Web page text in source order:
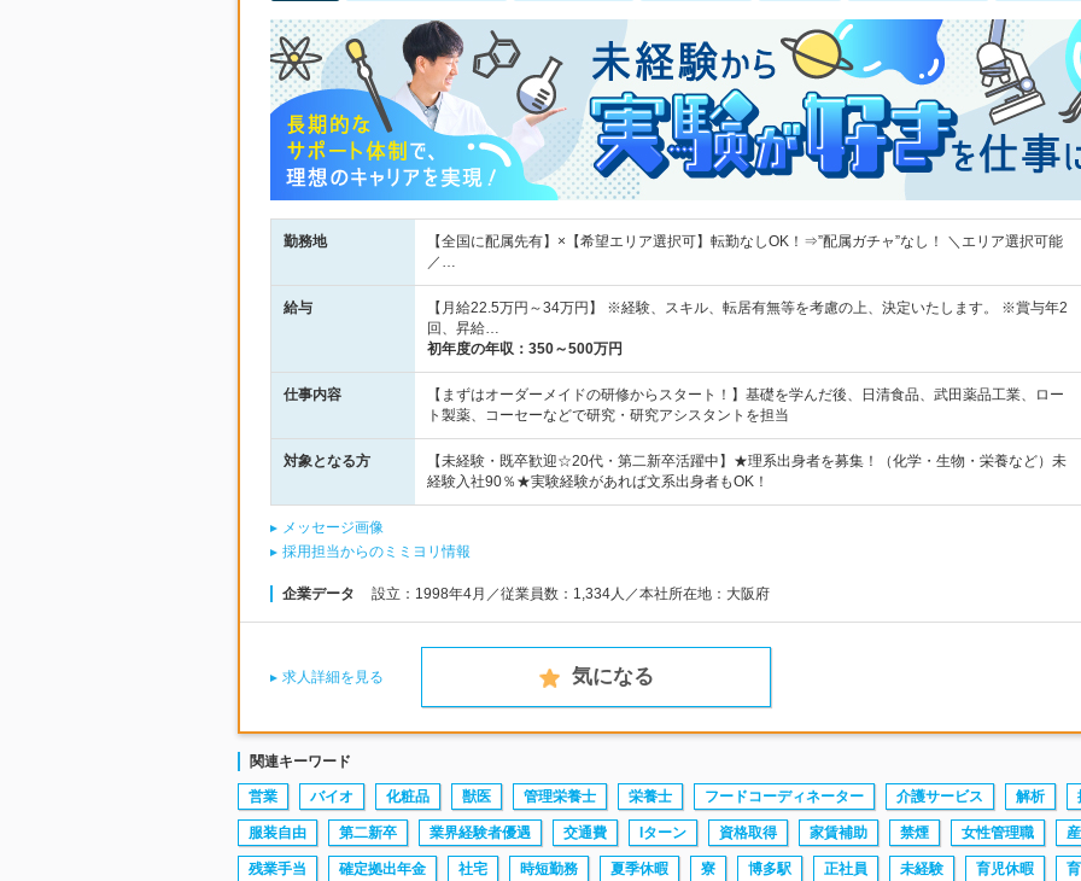
勤務地
【全国に配属先有】×【希望エリア選択可】転勤なしOK！⇒”配属ガチャ”なし！ ＼エリア選択可能
／…
給与
【月給22.5万円～34万円】 ※経験、スキル、転居有無等を考慮の上、決定いたします。 ※賞与年2
回、昇給…
初年度の年収： 350～500万円
仕事内容
【まずはオーダーメイドの研修からスタート！】基礎を学んだ後、日清食品、武田薬品工業、ロー
ト製薬、コーセーなどで研究・研究アシスタントを担当
対象となる方
【未経験・既卒歓迎☆20代・第二新卒活躍中】★理系出身者を募集！（化学・生物・栄養など）未
経験入社90％★実験経験があれば文系出身者もOK！
メッセージ画像
採用担当からのミミヨリ情報
企業データ 設立：1998年4月／従業員数：1,334人／本社所在地：大阪府
求人詳細を見る 気になる
関連キーワード
営業 バイオ 化粧品 獣医 管理栄養士 栄養士 フードコーディネーター 介護サービス 解析
服装自由 第二新卒 業界経験者優遇 交通費 Iターン 資格取得 家賃補助 禁煙 女性管理職
残業手当 確定拠出年金 社宅 時短勤務 夏季休暇 寮 博多駅 正社員 未経験 育児休暇